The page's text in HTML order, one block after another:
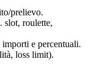
prelievo.
slot, roulette,
e percentuali.
loss limit).